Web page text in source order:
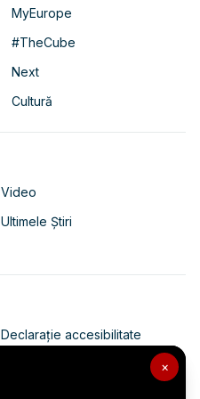
×
MyEurope
#TheCube
Next
Cultură
Video
Ultimele Știri
Declarație accesibilitate
Politica de confidențialitate